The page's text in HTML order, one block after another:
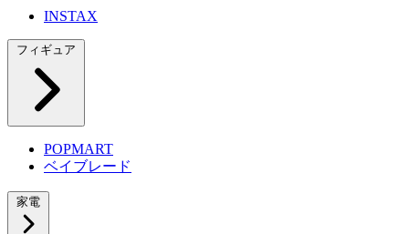
INSTAX
フィギュア
POPMART
ベイブレード
家電